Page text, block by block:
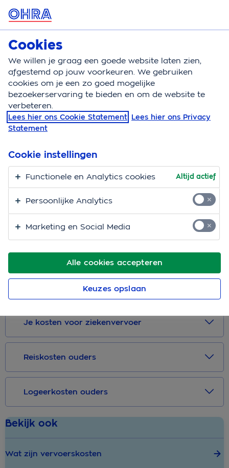
MENU
Zorgverzekering
Zorgverzekering Vervoer Declareren
Hoe declareer ik mijn
kosten?
gecontracteerde vervoerder
Nederland B.V. (ZCN) ? Dan worden de kosten
rechtstreeks vergoed aan je vervoerder. Je hoeft dus
niets voor te schieten. Hoef jij niets voor te doen.
Makkelijk.
Reis je met een vervoersbedrijf zonder contract? Of
met het openbaar vervoer of eigen vervoer? Dan heb
je de vervoerskosten eerst zelf betaald en wil je deze
natuurlijk zo snel mogelijk vergoed krijgen. We
vertellen je graag hoe je dit doet.
Je kosten voor ziekenvervoer
Reiskosten ouders
Logeerkosten ouders
Bekijk ook
Wat zijn vervoerskosten
Cookies
We willen je graag een goede website laten zien,
afgestemd op jouw voorkeuren. We gebruiken
cookies om je een zo goed mogelijke
bezoekerservaring te bieden en om de website te
verbeteren.
Lees hier ons Cookie Statement Lees hier ons Privacy
Statement
Alle cookies accepteren
Cookie instellingen
Functionele en Analytics cookies Altijd actief
Persoonlijke Analytics
Marketing en Social Media
Keuzes opslaan